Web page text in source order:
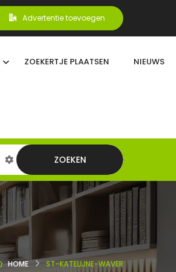
Advertentie toevoegen
ZOEKERTJE PLAATSEN NIEUWS
ZOEKEN
HOME ST-KATELIJNE-WAVER